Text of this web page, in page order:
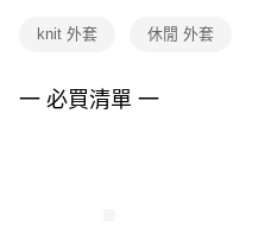
３．未成年的使用者請事先徵得法定
４．使用「AFTEE先享後付」時，將
knit 外套 休閒 外套
一 必買清單 一